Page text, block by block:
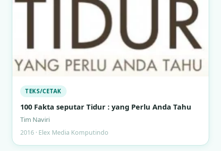
TEKS/CETAK
100 Fakta seputar Tidur : yang Perlu Anda Tahu
Tim Naviri
2016 · Elex Media Komputindo